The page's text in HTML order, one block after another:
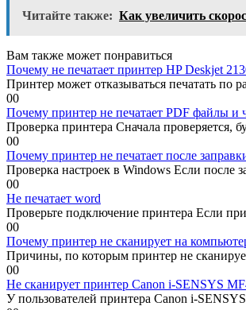
Читайте также: Как увеличить
Вам также может понравиться
Почему не печатает принтер HP Deskjet
Принтер может отказываться печатать по
00
Почему принтер не печатает PDF файлы и
Проверка принтера Сначала проверяется,
00
Почему принтер не печатает после
Проверка настроек в Windows Если после
00
Не печатает word
Проверьте подключение принтера Если
00
Почему принтер не сканирует на
Причины, по которым принтер не
00
Не сканирует принтер Canon i-SENSYS
У пользователей принтера Canon i-